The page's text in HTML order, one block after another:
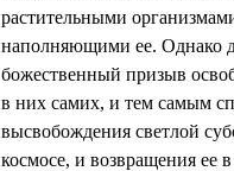
растительными
наполняющими ее. Однако
божественный призыв
в них самих, и тем самым
высвобождения светлой
космосе, и возвращения ее